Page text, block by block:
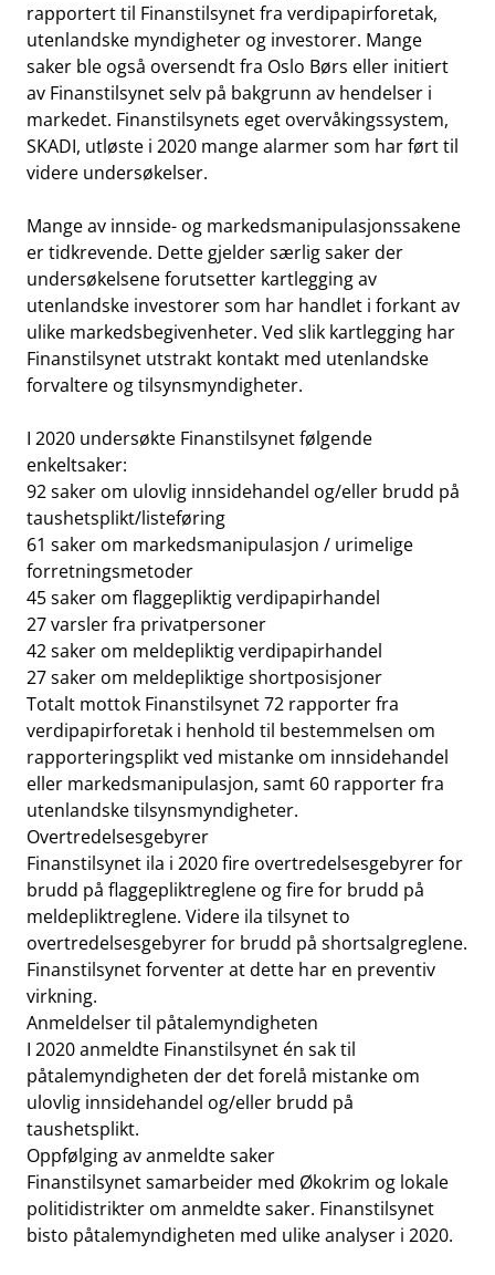
rapportert til Finanstilsynet fra verdipapirforetak,
utenlandske myndigheter og investorer. Mange
saker ble også oversendt fra Oslo Børs eller initiert
av Finanstilsynet selv på bakgrunn av hendelser i
markedet. Finanstilsynets eget overvåkingssystem,
SKADI, utløste i 2020 mange alarmer som har ført til
videre undersøkelser.
Mange av innside- og markedsmanipulasjonssakene
er tidkrevende. Dette gjelder særlig saker der
undersøkelsene forutsetter kartlegging av
utenlandske investorer som har handlet i forkant av
ulike markedsbegivenheter. Ved slik kartlegging har
Finanstilsynet utstrakt kontakt med utenlandske
forvaltere og tilsynsmyndigheter.
I 2020 undersøkte Finanstilsynet følgende
enkeltsaker:
92 saker om ulovlig innsidehandel og/eller brudd på
taushetsplikt/listeføring
61 saker om markedsmanipulasjon / urimelige
forretningsmetoder
45 saker om flaggepliktig verdipapirhandel
27 varsler fra privatpersoner
42 saker om meldepliktig verdipapirhandel
27 saker om meldepliktige shortposisjoner
Totalt mottok Finanstilsynet 72 rapporter fra
verdipapirforetak i henhold til bestemmelsen om
rapporteringsplikt ved mistanke om innsidehandel
eller markedsmanipulasjon, samt 60 rapporter fra
utenlandske tilsynsmyndigheter.
Overtredelsesgebyrer
Finanstilsynet ila i 2020 fire overtredelsesgebyrer for
brudd på flaggepliktreglene og fire for brudd på
meldepliktreglene. Videre ila tilsynet to
overtredelsesgebyrer for brudd på shortsalgreglene.
Finanstilsynet forventer at dette har en preventiv
virkning.
Anmeldelser til påtalemyndigheten
I 2020 anmeldte Finanstilsynet én sak til
påtalemyndigheten der det forelå mistanke om
ulovlig innsidehandel og/eller brudd på
taushetsplikt.
Oppfølging av anmeldte saker
Finanstilsynet samarbeider med Økokrim og lokale
politidistrikter om anmeldte saker. Finanstilsynet
bisto påtalemyndigheten med ulike analyser i 2020.